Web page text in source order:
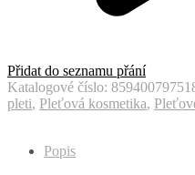
Přidat do seznamu přání
Katalogové číslo:
pleti, Pleťová kosmetika,
Popis